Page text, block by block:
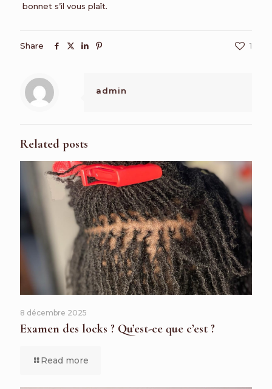
bonnet s’il vous plaît.
Share 1
admin
Related posts
8 décembre 2025
Examen des locks ? Qu’est-ce que c’est ?
Read more